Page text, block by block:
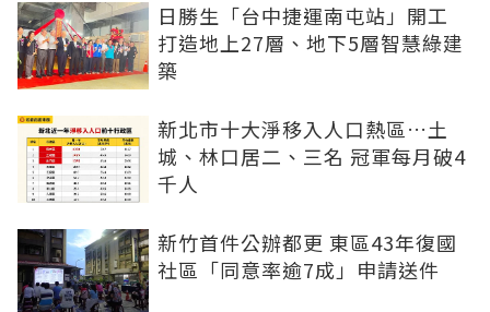
日勝生「台中捷運南屯站」開工
打造地上27層、地下5層智慧綠建
築
新北市十大淨移入人口熱區…土
城、林口居二、三名 冠軍每月破4
千人
新竹首件公辦都更 東區43年復國
社區「同意率逾7成」申請送件